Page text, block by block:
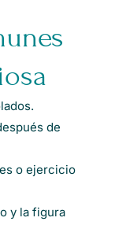
de
o ejercicio
y la figura